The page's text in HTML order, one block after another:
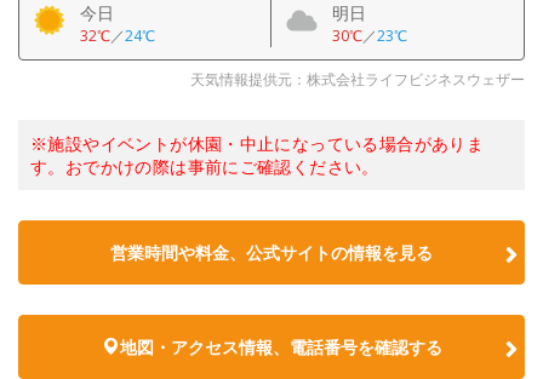
今日
32℃／24℃
明日
30℃／23℃
天気情報提供元：株式会社ライフビジネスウェザー
※施設やイベントが休園・中止になっている場合がありま
す。おでかけの際は事前にご確認ください。
営業時間や料金、公式サイトの情報を見る
地図・アクセス情報、電話番号を確認する